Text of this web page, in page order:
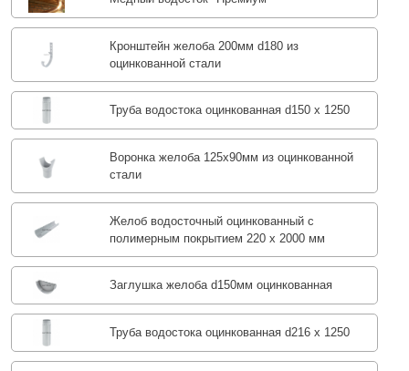
Кронштейн желоба 200мм d180 из
оцинкованной стали
Труба водостока оцинкованная d150 х 1250
Воронка желоба 125x90мм из оцинкованной
стали
Желоб водосточный оцинкованный с
полимерным покрытием 220 х 2000 мм
Заглушка желоба d150мм оцинкованная
Труба водостока оцинкованная d216 х 1250